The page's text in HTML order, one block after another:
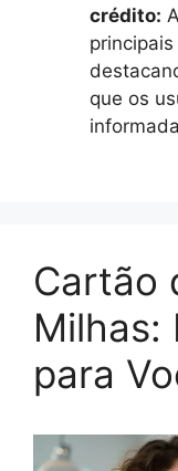
crédito:
que os
Cartão
Milhas:
para